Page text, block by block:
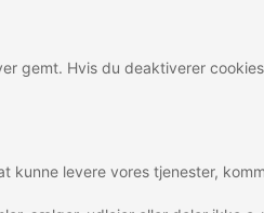
gemt. Hvis du deaktiverer
levere vores tjenester,